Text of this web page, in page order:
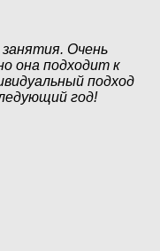
Очень
она подходит к
подход
год!